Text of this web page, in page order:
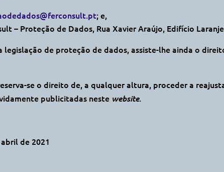
; e,
– Proteção de Dados, Rua Xavier Araújo, Edifício
legislação de proteção de dados, assiste-lhe ainda o
se o direito de, a qualquer altura, proceder a
publicitadas neste website.
de 2021